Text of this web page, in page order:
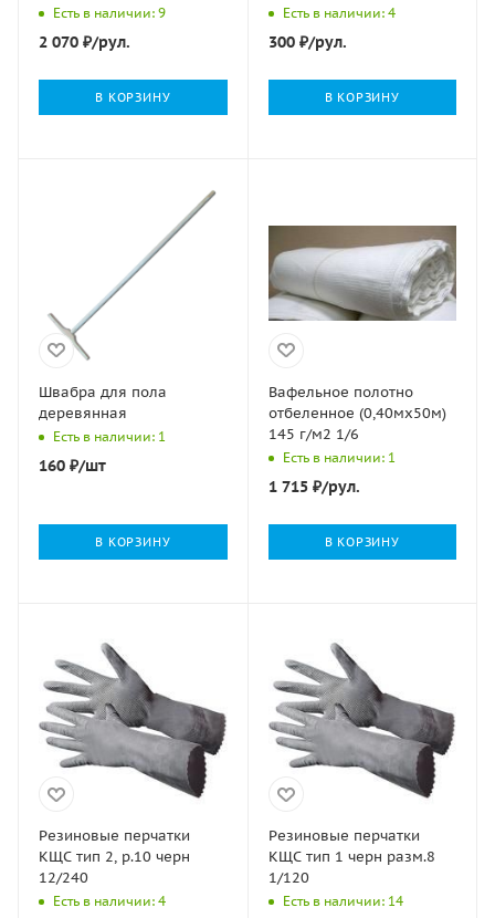
Есть в наличии: 9
2 070 ₽/рул.
В КОРЗИНУ
Ромашка (5шт) 1/10
Есть в наличии: 4
300₽/рул.
В КОРЗИНУ
Швабра для пола
деревянная
Есть в наличии: 1
160 ₽/шт
В КОРЗИНУ
Вафельное полотно
отбеленное (0,40мх50м)
145 г/м2 1/6
Есть в наличии: 1
1 715₽/рул.
В КОРЗИНУ
Резиновые перчатки
КЩС тип 2, р.10 черн
12/240
Есть в наличии: 4
Резиновые перчатки
КЩС тип 1 черн разм.8
1/120
Есть в наличии: 14